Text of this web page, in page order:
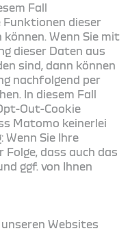
Fall
dieser
Wenn Sie mit
die­ser Daten aus
sind, dann können
nachfolgend per
In diesem Fall
Out-Cookie
Matomo keinerlei
Sie Ihre
Folge, dass auch das
ggf. von Ihnen
Websites